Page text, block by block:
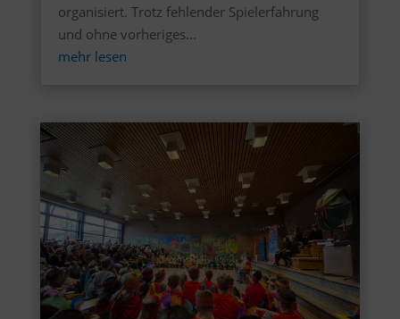
organisiert. Trotz fehlender Spielerfahrung
und ohne vorheriges...
mehr lesen